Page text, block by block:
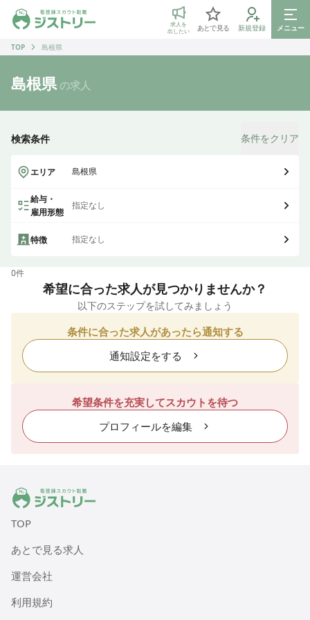
ジストリー 看護師の転職マッチング
求人を
出したい
あとで見る 新規登録
メニュー
TOP
島根県
島根県 の求人
検索条件 条件をクリア
エリア 島根県
給与・
雇用形態
指定なし
特徴 指定なし
0件
希望に合った求人が見つかりませんか？
以下のステップを試してみましょう
条件に合った求人があったら通知する
通知設定をする
希望条件を充実してスカウトを待つ
プロフィールを編集
ジストリー 看護師の転職マッチング
TOP
あとで見る求人
運営会社
利用規約